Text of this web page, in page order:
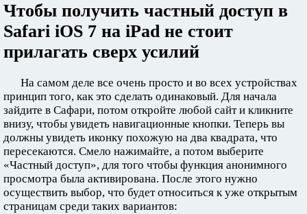
Чтобы получить частный доступ в
Safari iOS 7 на iPad не стоит
прилагать сверх усилий
На самом деле все очень просто и во всех устройствах
принцип того, как это сделать одинаковый. Для начала
зайдите в Сафари, потом откройте любой сайт и кликните
внизу, чтобы увидеть навигационные кнопки. Теперь вы
должны увидеть иконку похожую на два квадрата, что
пересекаются. Смело нажимайте, а потом выберите
«Частный доступ», для того чтобы функция анонимного
просмотра была активирована. После этого нужно
осуществить выбор, что будет относиться к уже открытым
страницам среди таких вариантов: